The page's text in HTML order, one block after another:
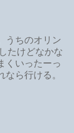
うちのオリン
たけどなかな
くいったーっ
ら行ける。